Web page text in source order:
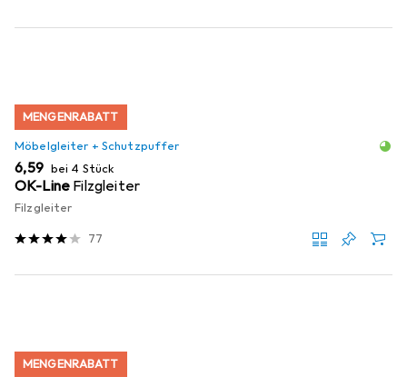
MENGENRABATT
Möbelgleiter + Schutzpuffer
EUR
6,59 bei 4 Stück
OK-Line Filzgleiter
Filzgleiter
77
MENGENRABATT